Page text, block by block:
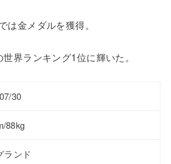
金メダルを獲得。
界ランキング1位に輝いた。
30
88kg
ランド